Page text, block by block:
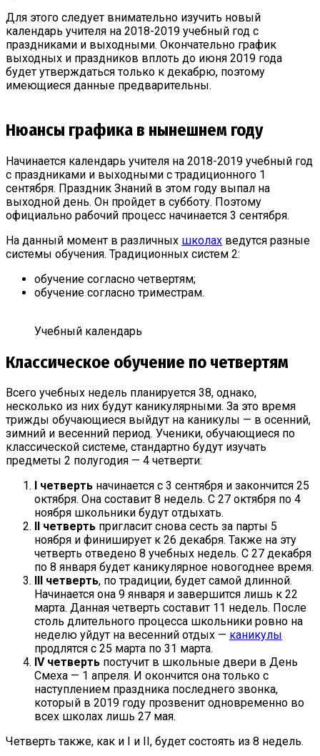
Для этого следует внимательно изучить новый
календарь учителя на 2018-2019 учебный год с
праздниками и выходными. Окончательно график
выходных и праздников вплоть до июня 2019 года
будет утверждаться только к декабрю, поэтому
имеющиеся данные предварительны.
Нюансы графика в нынешнем году
Начинается календарь учителя на 2018-2019 учебный год
с праздниками и выходными с традиционного 1
сентября. Праздник Знаний в этом году выпал на
выходной день. Он пройдет в субботу. Поэтому
официально рабочий процесс начинается 3 сентября.
На данный момент в различных школах ведутся разные
системы обучения. Традиционных систем 2:
обучение согласно четвертям;
обучение согласно триместрам.
Учебный календарь
Классическое обучение по четвертям
Всего учебных недель планируется 38, однако,
несколько из них будут каникулярными. За это время
трижды обучающиеся выйдут на каникулы — в осенний,
зимний и весенний период. Ученики, обучающиеся по
классической системе, стандартно будут изучать
предметы 2 полугодия — 4 четверти:
I четверть начинается с 3 сентября и закончится 25
октября. Она составит 8 недель. С 27 октября по 4
ноября школьники будут отдыхать.
II четверть пригласит снова сесть за парты 5
ноября и финиширует к 26 декабря. Также на эту
четверть отведено 8 учебных недель. С 27 декабря
по 8 января будет каникулярное новогоднее время.
III четверть, по традиции, будет самой длинной.
Начинается она 9 января и завершится лишь к 22
марта. Данная четверть составит 11 недель. После
столь длительного процесса школьники ровно на
неделю уйдут на весенний отдых — каникулы
продлятся с 25 марта по 31 марта.
IV четверть постучит в школьные двери в День
Смеха — 1 апреля. И окончится она только с
наступлением праздника последнего звонка,
который в 2019 году прозвенит одновременно во
всех школах лишь 27 мая.
Четверть также, как и I и II, будет состоять из 8 недель.